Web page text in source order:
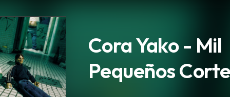
Cora Yako - Mil
Pequeños